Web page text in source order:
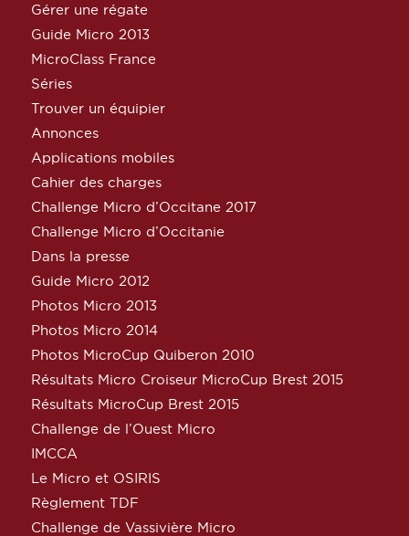
Gérer une régate
Guide Micro 2013
MicroClass France
Séries
Trouver un équipier
Annonces
Applications mobiles
Cahier des charges
Challenge Micro d’Occitane 2017
Challenge Micro d’Occitanie
Dans la presse
Guide Micro 2012
Photos Micro 2013
Photos Micro 2014
Photos MicroCup Quiberon 2010
Résultats Micro Croiseur MicroCup Brest 2015
Résultats MicroCup Brest 2015
Challenge de l’Ouest Micro
IMCCA
Le Micro et OSIRIS
Règlement TDF
Challenge de Vassivière Micro